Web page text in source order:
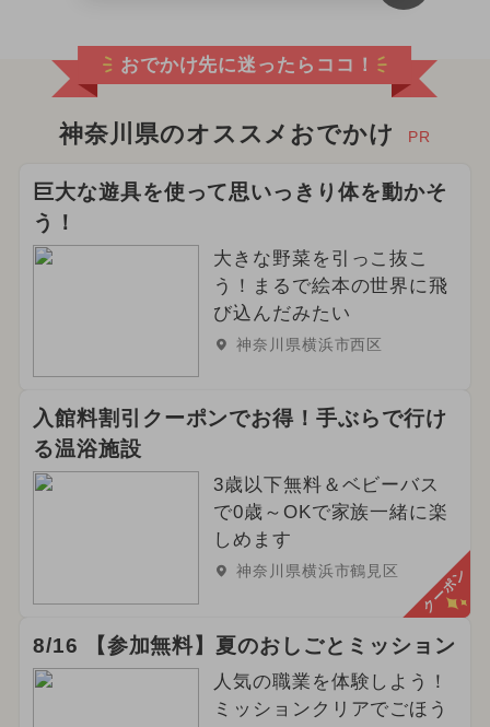
おでかけ先に迷ったらココ！
神奈川県のオススメおでかけ PR
巨大な遊具を使って思いっきり体を動かそ
う！
大きな野菜を引っこ抜こ
う！まるで絵本の世界に飛
び込んだみたい
神奈川県横浜市西区
入館料割引クーポンでお得！手ぶらで行け
る温浴施設
3歳以下無料＆ベビーバス
で0歳～OKで家族一緒に楽
しめます
神奈川県横浜市鶴見区 クーポン
8/16 【参加無料】夏のおしごとミッション
人気の職業を体験しよう！
ミッションクリアでごほう